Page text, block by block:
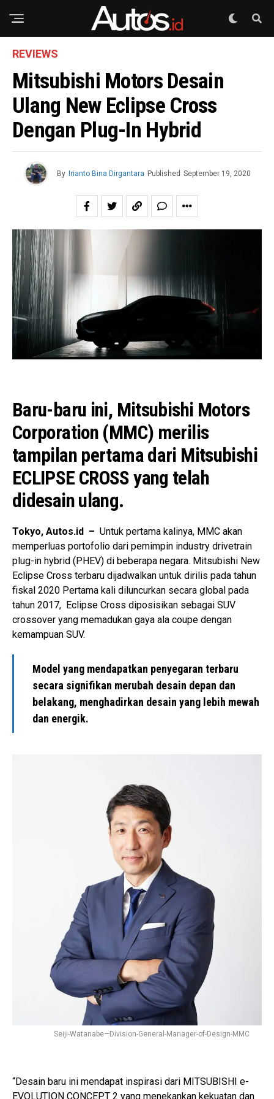
REVIEWS
Mitsubishi Motors Desain
Ulang New Eclipse Cross
Dengan Plug-In Hybrid
By Irianto Bina Dirgantara Published September 19, 2020
Baru-baru ini, Mitsubishi Motors
Corporation (MMC) merilis
tampilan pertama dari Mitsubishi
ECLIPSE CROSS yang telah
didesain ulang.
Tokyo, Autos.id – Untuk pertama kalinya, MMC akan
memperluas portofolio dari pemimpin industry drivetrain
plug-in hybrid (PHEV) di beberapa negara. Mitsubishi New
Eclipse Cross terbaru dijadwalkan untuk dirilis pada tahun
fiskal 2020 Pertama kali diluncurkan secara global pada
tahun 2017, Eclipse Cross diposisikan sebagai SUV
crossover yang memadukan gaya ala coupe dengan
kemampuan SUV.
Model yang mendapatkan penyegaran terbaru
secara signifikan merubah desain depan dan
belakang, menghadirkan desain yang lebih mewah
dan energik.
Seiji-Watanabe—Division-General-Manager-of-Design-MMC
“Desain baru ini mendapat inspirasi dari MITSUBISHI e-
EVOLUTION CONCEPT 2 yang menekankan kekuatan dan